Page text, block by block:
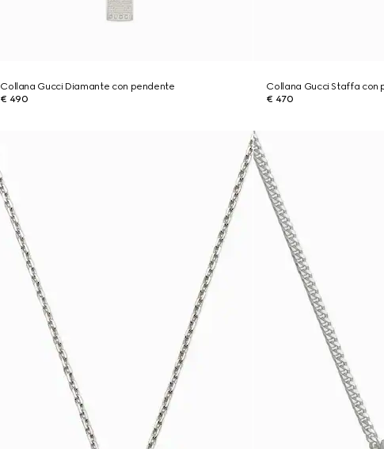
Collana Gucci Diamante con pendente
€ 490
Collana Gucci Staffa con
€ 470